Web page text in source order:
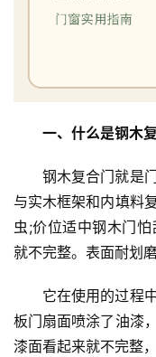
一、什么是钢木
钢木复合门就是
与实木框架和内填料
虫;价位适中钢木门
就不完整。表面耐划磨
它在使用的过程
板门扇面喷涂了油漆
漆面看起来就不完整